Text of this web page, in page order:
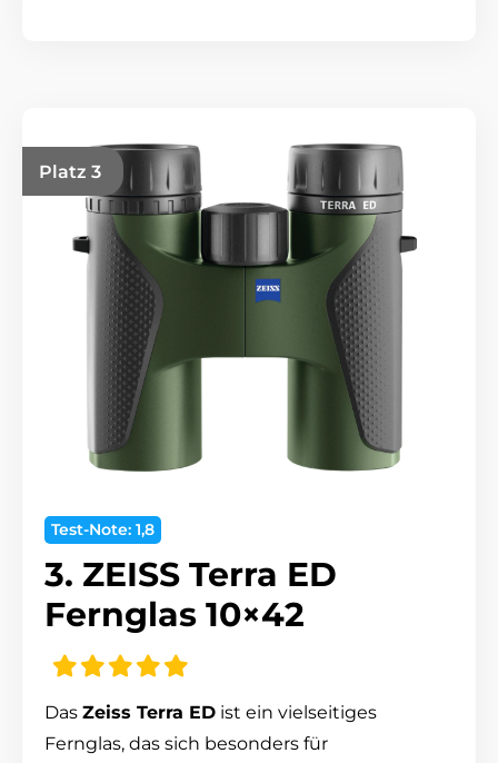
Platz 3
Test-Note: 1,8
3. ZEISS Terra ED
Fernglas 10×42
Das Zeiss Terra ED ist ein vielseitiges
Fernglas, das sich besonders für